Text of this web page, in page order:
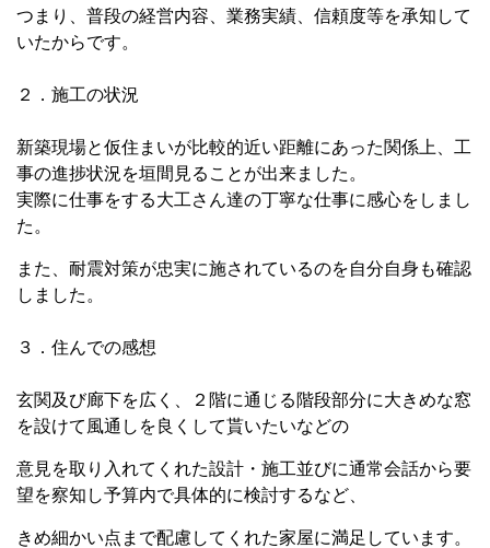
つまり、普段の経営内容、業務実績、信頼度等を承知して
いたからです。
２．施工の状況
新築現場と仮住まいが比較的近い距離にあった関係上、工
事の進捗状況を垣間見ることが出来ました。
実際に仕事をする大工さん達の丁寧な仕事に感心をしまし
た。
また、耐震対策が忠実に施されているのを自分自身も確認
しました。
３．住んでの感想
玄関及び廊下を広く、２階に通じる階段部分に大きめな窓
を設けて風通しを良くして貰いたいなどの
意見を取り入れてくれた設計・施工並びに通常会話から要
望を察知し予算内で具体的に検討するなど、
きめ細かい点まで配慮してくれた家屋に満足しています。